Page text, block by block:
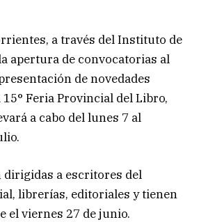
a través del Instituto de
apertura de convocatorias al
de novedades
Feria Provincial del Libro,
a cabo del lunes 7 al
dirigidas a escritores del
librerías, editoriales y tienen
el viernes 27 de junio.